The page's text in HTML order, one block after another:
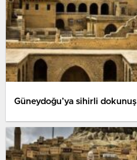
Güneydoğu’ya sihirli dokunuş